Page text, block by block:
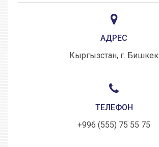
АДРЕС
Кыргызстан, г. Бишкек
ТЕЛЕФОН
+996 (555) 75 55 75